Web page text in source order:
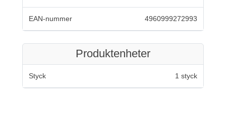
EAN-nummer 4960999272993
Produktenheter
Styck 1 styck